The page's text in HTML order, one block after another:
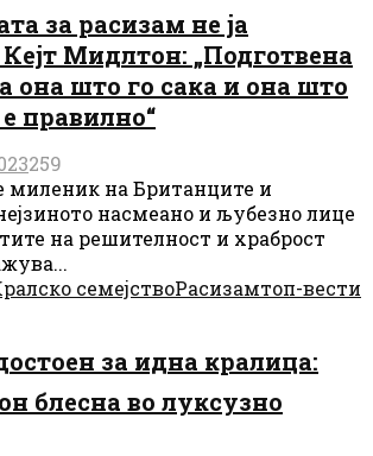
за расизам не ја
Мидлтон: „Подготвена
она што го сака и она што
правилно“
259
миленик на Британците и
насмеано и љубезно лице
на решителност и храброст
семејствоРасизамтоп-вести
за идна кралица:
блесна во луксузно